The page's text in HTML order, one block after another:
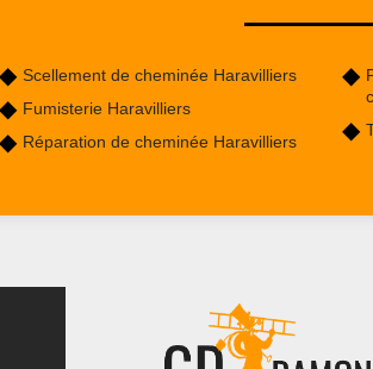
Scellement de cheminée Haravilliers
Fumisterie Haravilliers
Réparation de cheminée Haravilliers